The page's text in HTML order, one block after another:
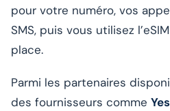
pour votre numéro, vos
SMS, puis vous utilisez
place.
Parmi les partenaires
des fournisseurs comme